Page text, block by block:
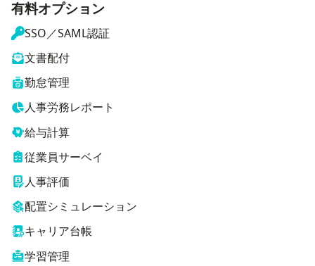
有料オプション
SSO／SAML認証
文書配付
勤怠管理
人事労務レポート
給与計算
従業員サーベイ
人事評価
配置シミュレーション
キャリア台帳
学習管理